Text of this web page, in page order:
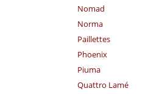
Nomad
Norma
Paillettes
Phoenix
Piuma
Quattro Lamé